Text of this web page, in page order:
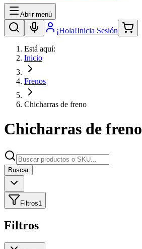
Abrir menú
¡Hola!Inicia Sesión
Está aquí:
Inicio
Frenos
Chicharras de freno
Chicharras de freno
Buscar
Filtros1
Filtros